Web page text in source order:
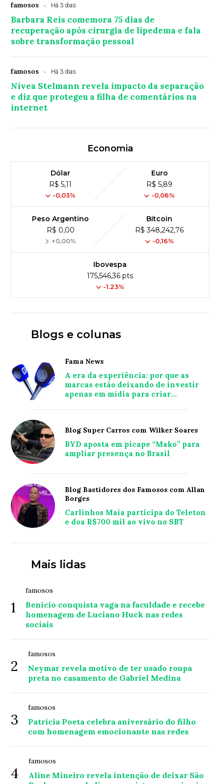
famosos Há 3 dias
Barbara Reis comemora 75 dias de
recuperação após cirurgia de lipedema e fala
sobre transformação pessoal
famosos Há 3 dias
Nívea Stelmann revela impacto da separação
e diz que protegeu a filha de comentários na
internet
Economia
Dólar
R$ 5,11
-0,03%
Euro
R$ 5,89
-0,06%
Peso Argentino
R$ 0,00
+0,00%
Bitcoin
R$ 348,242,76
-0,16%
Ibovespa
175,546,36 pts
-1.23%
Blogs e colunas
Fama News
A era da experiência: por que as
marcas estão deixando de investir
apenas em mídia para criar
Blog Super Carros com Wilker Soares
BYD aposta em picape “Mako” para
ampliar presença no Brasil
Blog Bastidores dos Famosos com Allan
Borges
Carlinhos Maia participa do Teleton
e doa R$700 mil ao vivo no SBT
Mais lidas
1
famosos
Benício conquista vaga na faculdade e recebe
homenagem de Luciano Huck nas redes
sociais
2
famosos
Neymar revela motivo de ter usado roupa
preta no casamento de Gabriel Medina
3
famosos
Patrícia Poeta celebra aniversário do filho
com homenagem emocionante nas redes
4
famosos
Aline Mineiro revela intenção de deixar São